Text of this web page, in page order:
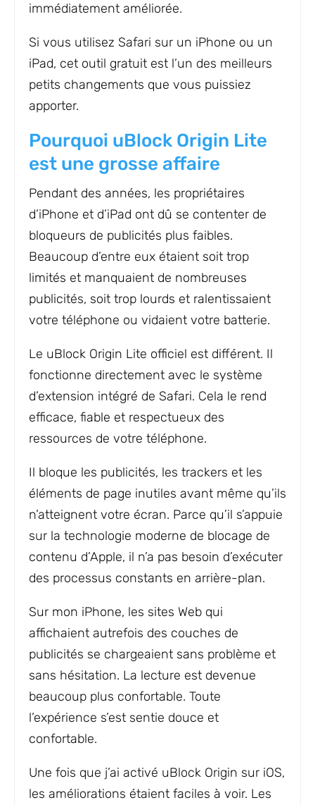
immédiatement améliorée.
Si vous utilisez Safari sur un iPhone ou un
iPad, cet outil gratuit est l’un des meilleurs
petits changements que vous puissiez
apporter.
Pourquoi uBlock Origin Lite
est une grosse affaire
Pendant des années, les propriétaires
d’iPhone et d’iPad ont dû se contenter de
bloqueurs de publicités plus faibles.
Beaucoup d’entre eux étaient soit trop
limités et manquaient de nombreuses
publicités, soit trop lourds et ralentissaient
votre téléphone ou vidaient votre batterie.
Le uBlock Origin Lite officiel est différent. Il
fonctionne directement avec le système
d’extension intégré de Safari. Cela le rend
efficace, fiable et respectueux des
ressources de votre téléphone.
Il bloque les publicités, les trackers et les
éléments de page inutiles avant même qu’ils
n’atteignent votre écran. Parce qu’il s’appuie
sur la technologie moderne de blocage de
contenu d’Apple, il n’a pas besoin d’exécuter
des processus constants en arrière-plan.
Sur mon iPhone, les sites Web qui
affichaient autrefois des couches de
publicités se chargeaient sans problème et
sans hésitation. La lecture est devenue
beaucoup plus confortable. Toute
l’expérience s’est sentie douce et
confortable.
Une fois que j’ai activé uBlock Origin sur iOS,
les améliorations étaient faciles à voir. Les